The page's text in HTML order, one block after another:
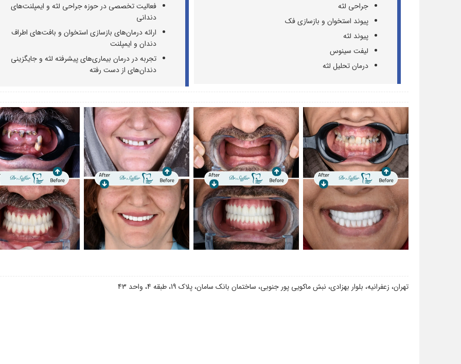
جراحی لثه
پیوند استخوان و بازسازی فک
پیوند لثه
لیفت سینوس
درمان تحلیل لثه
فعالیت تخصصی در حوزه جراحی لثه و ایمپلنت‌های
دندانی
ارائه درمان‌های بازسازی استخوان و بافت‌های اطراف
دندان و ایمپلنت
تجربه در درمان بیماری‌های پیشرفته لثه و جایگزینی
دندان‌های از دست رفته
تهران، زعفرانیه، بلوار بهزادی، نبش ماکویی پور جنوبی، ساختمان بانک سامان، پلاک 19، طبقه 4، واحد 43